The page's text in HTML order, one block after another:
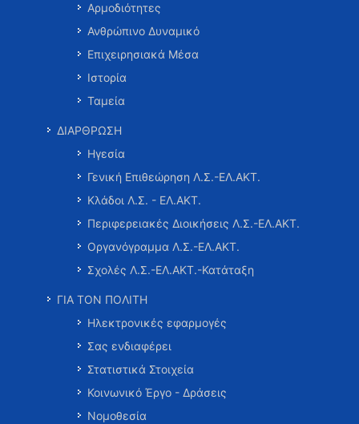
Αρμοδιότητες
Ανθρώπινο Δυναμικό
Επιχειρησιακά Μέσα
Ιστορία
Ταμεία
ΔΙΑΡΘΡΩΣΗ
Ηγεσία
Γενική Επιθεώρηση Λ.Σ.-ΕΛ.ΑΚΤ.
Κλάδοι Λ.Σ. - ΕΛ.ΑΚΤ.
Περιφερειακές Διοικήσεις Λ.Σ.-ΕΛ.ΑΚΤ.
Οργανόγραμμα Λ.Σ.-ΕΛ.ΑΚΤ.
Σχολές Λ.Σ.-ΕΛ.ΑΚΤ.-Κατάταξη
ΓΙΑ ΤΟΝ ΠΟΛΙΤΗ
Ηλεκτρονικές εφαρμογές
Σας ενδιαφέρει
Στατιστικά Στοιχεία
Κοινωνικό Έργο - Δράσεις
Νομοθεσία